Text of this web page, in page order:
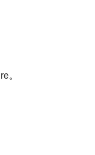
。